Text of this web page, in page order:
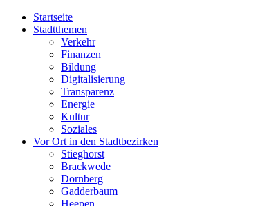
Startseite
Stadtthemen
Verkehr
Finanzen
Bildung
Digitalisierung
Transparenz
Energie
Kultur
Soziales
Vor Ort in den Stadtbezirken
Stieghorst
Brackwede
Dornberg
Gadderbaum
Heepen